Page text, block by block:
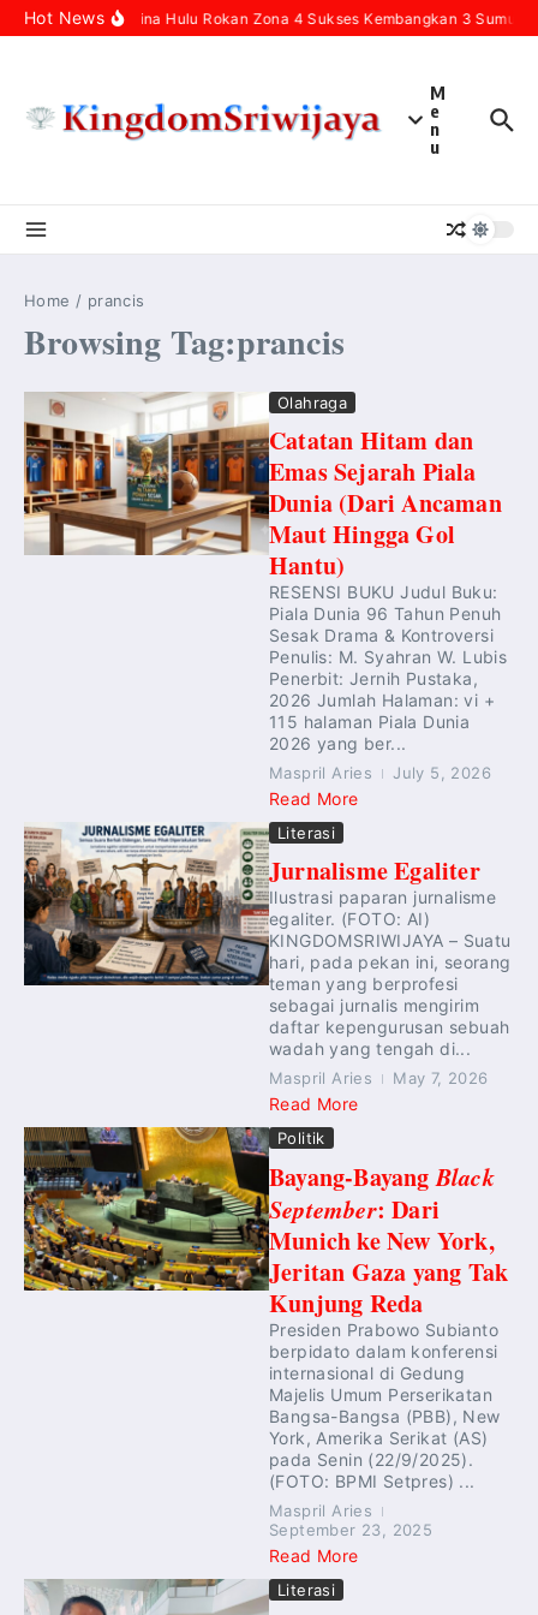
Skip to content
Hot NewsPertamina Hulu Rokan Zona 4 Sukses Kembangkan 3 Sumur
M
e
n
u
Home / prancis
Browsing Tag:prancis
Olahraga
Catatan Hitam dan
Emas Sejarah Piala
Dunia (Dari Ancaman
Maut Hingga Gol
Hantu)
RESENSI BUKU Judul Buku:
Piala Dunia 96 Tahun Penuh
Sesak Drama & Kontroversi
Penulis: M. Syahran W. Lubis
Penerbit: Jernih Pustaka,
2026 Jumlah Halaman: vi +
115 halaman Piala Dunia
2026 yang ber...
Maspril Aries July 5, 2026
Read More
Literasi
Jurnalisme Egaliter
Ilustrasi paparan jurnalisme
egaliter. (FOTO: AI)
KINGDOMSRIWIJAYA – Suatu
hari, pada pekan ini, seorang
teman yang berprofesi
sebagai jurnalis mengirim
daftar kepengurusan sebuah
wadah yang tengah di...
Maspril Aries May 7, 2026
Read More
Politik
Bayang-BayangBlack
September: Dari
Munich ke New York,
Jeritan Gaza yang Tak
Kunjung Reda
Presiden Prabowo Subianto
berpidato dalam konferensi
internasional di Gedung
Majelis Umum Perserikatan
Bangsa-Bangsa (PBB), New
York, Amerika Serikat (AS)
pada Senin (22/9/2025).
(FOTO: BPMI Setpres) ...
Maspril Aries
September 23, 2025
Read More
Literasi